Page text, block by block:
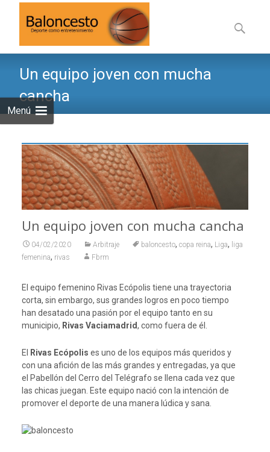
Menú
alBuscar:
Un equipo joven con mucha
cancha
Un equipo joven con mucha cancha
04/02/2020 Arbitraje baloncesto, copa reina, Liga, liga
femenina, rivas Fbrm
El equipo femenino Rivas Ecópolis tiene una trayectoria
corta, sin embargo, sus grandes logros en poco tiempo
han desatado una pasión por el equipo tanto en su
municipio, Rivas Vaciamadrid, como fuera de él.
El Rivas Ecópolis es uno de los equipos más queridos y
con una afición de las más grandes y entregadas, ya que
el Pabellón del Cerro del Telégrafo se llena cada vez que
las chicas juegan. Este equipo nació con la intención de
promover el deporte de una manera lúdica y sana.